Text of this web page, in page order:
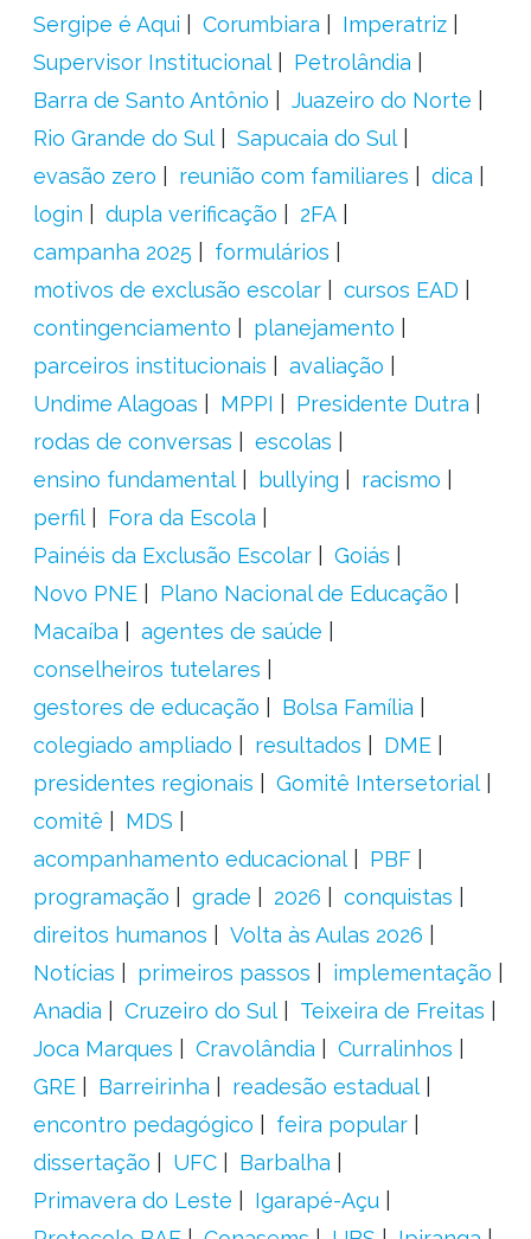
Sergipe é Aqui
Corumbiara
Imperatriz
Supervisor Institucional
Petrolândia
Barra de Santo Antônio
Juazeiro do Norte
Rio Grande do Sul
Sapucaia do Sul
evasão zero
reunião com familiares
dica
login
dupla verificação
2FA
campanha 2025
formulários
motivos de exclusão escolar
cursos EAD
contingenciamento
planejamento
parceiros institucionais
avaliação
Undime Alagoas
MPPI
Presidente Dutra
rodas de conversas
escolas
ensino fundamental
bullying
racismo
perfil
Fora da Escola
Painéis da Exclusão Escolar
Goiás
Novo PNE
Plano Nacional de Educação
Macaíba
agentes de saúde
conselheiros tutelares
gestores de educação
Bolsa Família
colegiado ampliado
resultados
DME
presidentes regionais
Gomitê Intersetorial
comitê
MDS
acompanhamento educacional
PBF
programação
grade 2026
conquistas
direitos humanos
Volta às Aulas 2026
Notícias
primeiros passos
implementação
Anadia
Cruzeiro do Sul
Teixeira de Freitas
Joca Marques
Cravolândia
Curralinhos
GRE
Barreirinha
readesão estadual
encontro pedagógico
feira popular
dissertação
UFC
Barbalha
Primavera do Leste
Igarapé-Açu